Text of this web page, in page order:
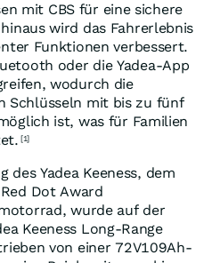
mit CBS für eine sichere
wird das Fahrerlebnis
Funktionen verbessert.
oder die Yadea-App
wodurch die
Schlüsseln mit bis zu fünf
ist, was für Familien
[1]
Yadea Keeness, dem
Dot Award
wurde auf der
Keeness Long-Range
von einer 72V109Ah-